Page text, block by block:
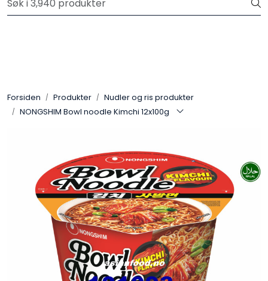
Skip to main content
Velkommen til vår nye nettbutikk! Trykk her for å lese mer
Forsiden Produkter
Nudler og ris produkter
NONGSHIM Bowl noodle Kimchi 12x100g
Restaurantprodukter